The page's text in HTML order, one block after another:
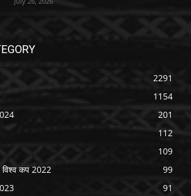
2291
1154
201
112
109
कप 2022
99
91